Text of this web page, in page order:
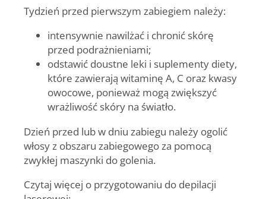
Tydzień przed pierwszym zabiegiem należy:
intensywnie nawilżać i chronić skórę
przed podrażnieniami;
odstawić doustne leki i suplementy diety,
które zawierają witaminę A, C oraz kwasy
owocowe, ponieważ mogą zwiększyć
wrażliwość skóry na światło.
Dzień przed lub w dniu zabiegu należy ogolić
włosy z obszaru zabiegowego za pomocą
zwykłej maszynki do golenia.
Czytaj więcej o przygotowaniu do depilacji